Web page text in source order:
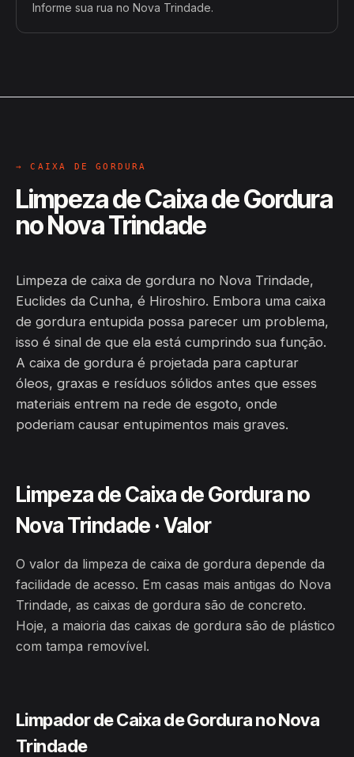
Informe sua rua no Nova Trindade.
→ CAIXA DE GORDURA
Limpeza de Caixa de Gordura
no Nova Trindade
Limpeza de caixa de gordura no Nova Trindade,
Euclides da Cunha, é Hiroshiro. Embora uma caixa
de gordura entupida possa parecer um problema,
isso é sinal de que ela está cumprindo sua função.
A caixa de gordura é projetada para capturar
óleos, graxas e resíduos sólidos antes que esses
materiais entrem na rede de esgoto, onde
poderiam causar entupimentos mais graves.
Limpeza de Caixa de Gordura no
Nova Trindade · Valor
O valor da limpeza de caixa de gordura depende da
facilidade de acesso. Em casas mais antigas do Nova
Trindade, as caixas de gordura são de concreto.
Hoje, a maioria das caixas de gordura são de plástico
com tampa removível.
Limpador de Caixa de Gordura no Nova
Trindade